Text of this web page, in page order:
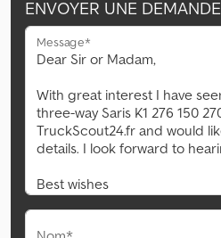
ENVOYER UNE DEMANDE
Message*